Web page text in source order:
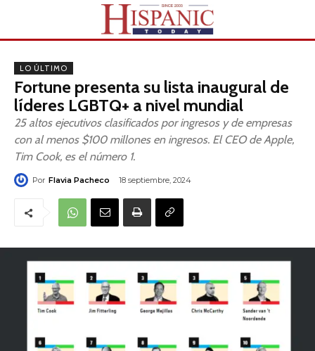
LO ÚLTIMO
Fortune presenta su lista inaugural de
líderes LGBTQ+ a nivel mundial
25 altos ejecutivos clasificados por ingresos y de empresas
con al menos $100 millones en ingresos. El CEO de Apple,
Tim Cook, es el número 1.
Por Flavia Pacheco 18 septiembre, 2024